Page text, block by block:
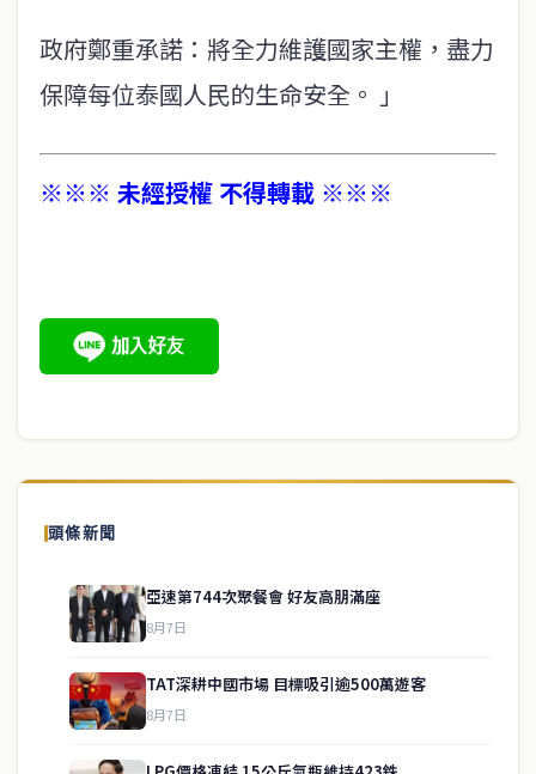
政府鄭重承諾：將全力維護國家主權，盡力
保障每位泰國人民的生命安全。 」
※※※ 未經授權 不得轉載 ※※※
頭條新聞
亞速第744次聚餐會 好友高朋滿座
8月7日
TAT深耕中國市場 目標吸引逾500萬遊客
8月7日